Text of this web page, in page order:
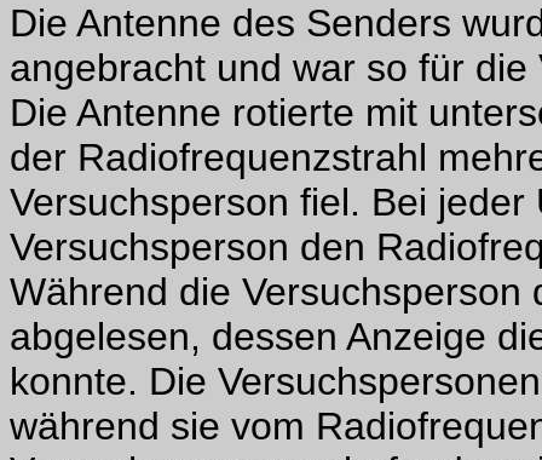
Die Antenne des Senders
angebracht und war so für
Die Antenne rotierte mit
der Radiofrequenzstrahl
Versuchsperson fiel. Bei
Versuchsperson den
Während die Versuchsperson
abgelesen, dessen Anzeige
konnte. Die
während sie vom